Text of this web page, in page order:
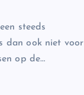
steeds
dan ook niet voor
op de…